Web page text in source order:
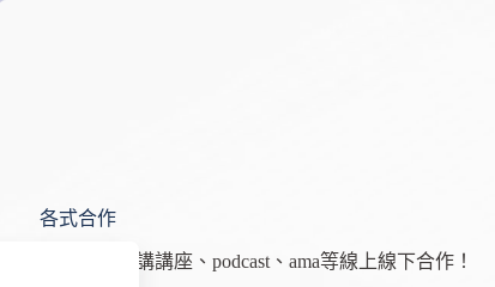
各式合作
歡迎各式演講講座、podcast、ama等線上線下合作！